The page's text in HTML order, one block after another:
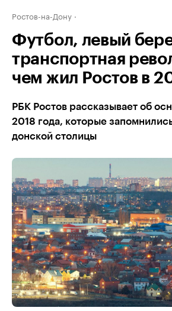
Ростов-на-Дону
Футбол, левый
транспортная
чем жил Ростов в
РБК Ростов рассказывает об
2018 года, которые
донской столицы